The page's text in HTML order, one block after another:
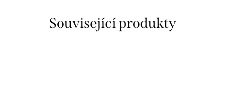
Související produkty